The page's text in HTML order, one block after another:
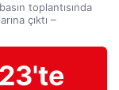
toplantısında
çıktı –